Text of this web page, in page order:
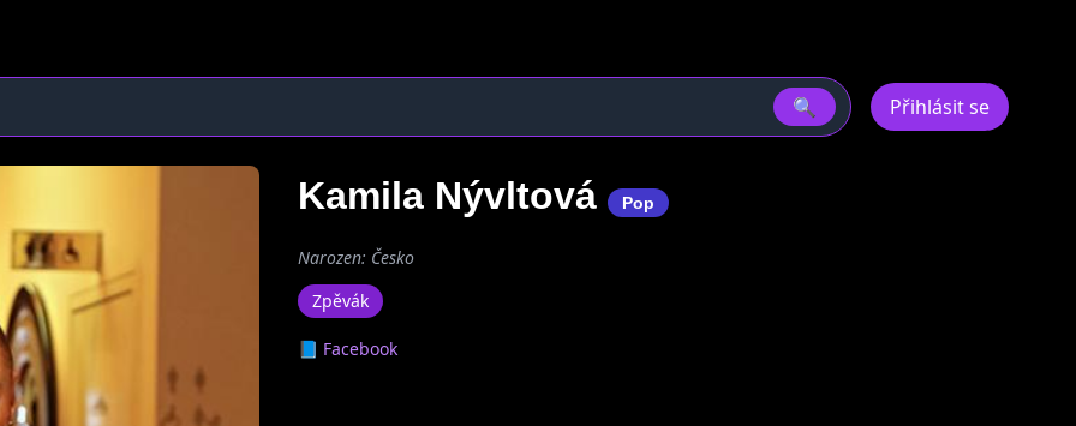
🔍 Přihlásit se
Kamila Nývltová Pop
Narozen: Česko
Zpěvák
📘 Facebook